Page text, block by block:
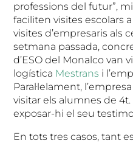
professions del futur”,
faciliten visites escolars
visites d’empresaris als
setmana passada,
d’ESO del Monalco van
logística Mestrans i
Paral·lelament,
visitar els alumnes de 4t.
exposar-hi el seu
En tots tres casos, tant